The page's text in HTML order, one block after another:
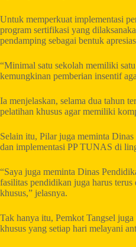
Untuk memperkuat implementasi
program sertifikasi yang
pendamping sebagai bentuk
“Minimal satu sekolah memiliki
kemungkinan pemberian insentif
Ia menjelaskan, selama dua tahun
pelatihan khusus agar memiliki
Selain itu, Pilar juga meminta
dan implementasi PP TUNAS di
“Saya juga meminta Dinas
fasilitas pendidikan juga harus
khusus,” jelasnya.
Tak hanya itu, Pemkot Tangsel
khusus yang setiap hari melayani